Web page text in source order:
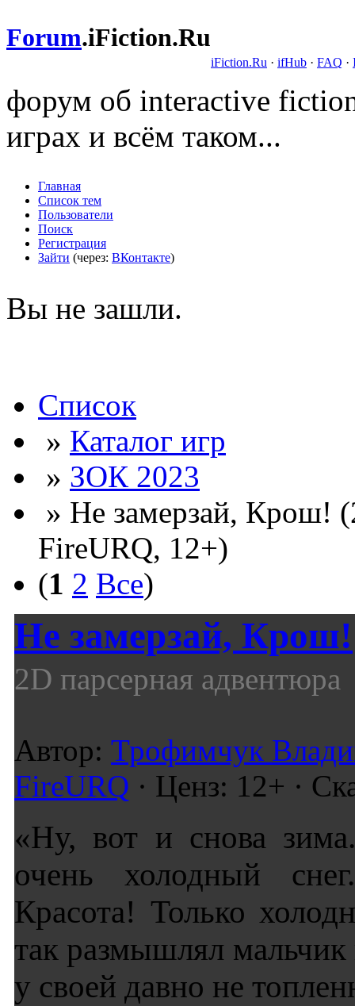
Forum.iFiction.Ru
iFiction.Ru · ifHub · FAQ ·
форум об interactive
играх и всём таком...
Главная
Список тем
Пользователи
Поиск
Регистрация
Зайти (через: ВКонтакте)
Вы не зашли.
Список
» Каталог игр
» ЗОК 2023
» Не замерзай, Крош!
FireURQ, 12+)
(1 2 Все)
Не замерзай, Крош!
2D парсерная адвентюра
Автор: Трофимчук
FireURQ · Ценз: 12+ ·
«Ну, вот и снова
очень холодный
Красота! Только
так размышлял
у своей давно не